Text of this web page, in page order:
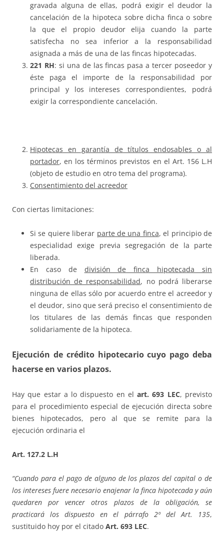
gravada alguna de ellas, podrá exigir el deudor la
cancelación de la hipoteca sobre dicha finca o sobre
la que el propio deudor elija cuando la parte
satisfecha no sea inferior a la responsabilidad
asignada a más de una de las fincas hipotecadas.
221 RH: si una de las fincas pasa a tercer poseedor y
éste paga el importe de la responsabilidad por
principal y los intereses correspondientes, podrá
exigir la correspondiente cancelación.
Hipotecas en garantía de títulos endosables o al
portador, en los términos previstos en el Art. 156 L.H
(objeto de estudio en otro tema del programa).
Consentimiento del acreedor
Con ciertas limitaciones:
Si se quiere liberar parte de una finca, el principio de
especialidad exige previa segregación de la parte
liberada.
En caso de división de finca hipotecada sin
distribución de responsabilidad, no podrá liberarse
ninguna de ellas sólo por acuerdo entre el acreedor y
el deudor, sino que será preciso el consentimiento de
los titulares de las demás fincas que responden
solidariamente de la hipoteca.
Ejecución de crédito hipotecario cuyo pago deba
hacerse en varios plazos.
Hay que estar a lo dispuesto en elart. 693 LEC, previsto
para el procedimiento especial de ejecución directa sobre
bienes hipotecados, pero al que se remite para la
ejecución ordinaria el
Art. 127.2 L.H
“Cuando para el pago de alguno de los plazos del capital o de
los intereses fuere necesario enajenar la finca hipotecada y aún
quedaren por vencer otros plazos de la obligación, se
practicará los dispuesto en el párrafo 2º del Art. 135,
sustituido hoy por el citado Art. 693 LEC.